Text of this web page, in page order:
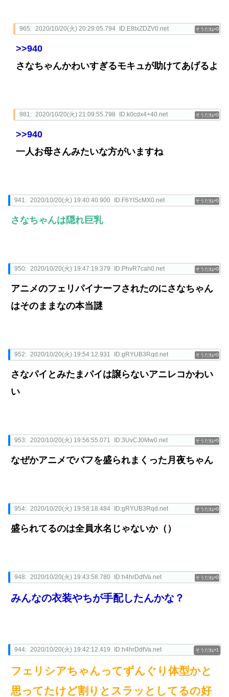
0
965: 2020/10/20(火) 20:29:05.794 ID:E8txZDZV0.net
>>940
さなちゃんかわいすぎるモキュが助けてあげるよ
0
981: 2020/10/20(火) 21:09:55.798 ID:k0cdx4+40.net
>>940
一人お母さんみたいな方がいますね
0
941: 2020/10/20(火) 19:40:40.900 ID:F6YIScMX0.net
さなちゃんは隠れ巨乳
0
950: 2020/10/20(火) 19:47:19.379 ID:PhvR7cah0.net
アニメのフェリパイナーフされたのにさなちゃん
はそのままなの本当謎
0
952: 2020/10/20(火) 19:54:12.931 ID:gRYUB3Rqd.net
さなパイとみたまパイは譲らないアニレコかわい
い
0
953: 2020/10/20(火) 19:56:55.071 ID:3UvCJ0Mw0.net
なぜかアニメでバフを盛られまくった月夜ちゃん
0
954: 2020/10/20(火) 19:58:18.484 ID:gRYUB3Rqd.net
盛られてるのは全員水名じゃないか（）
0
948: 2020/10/20(火) 19:43:58.780 ID:h4hrDdtVa.net
みんなの衣装やちが手配したんかな？
1
944: 2020/10/20(火) 19:42:12.419 ID:h4hrDdtVa.net
フェリシアちゃんってずんぐり体型かと
思ってたけど割りとスラッとしてるの好